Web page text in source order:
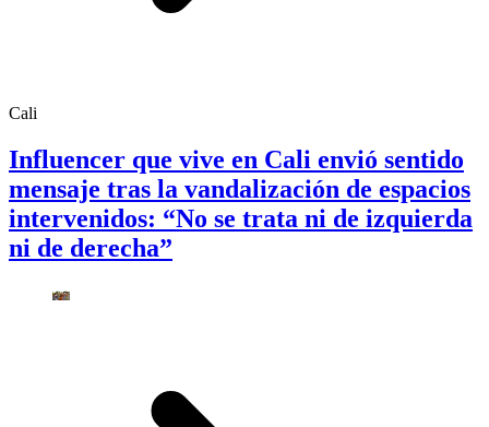
Cali
Influencer que vive en Cali envió sentido
mensaje tras la vandalización de espacios
intervenidos: “No se trata ni de izquierda
ni de derecha”